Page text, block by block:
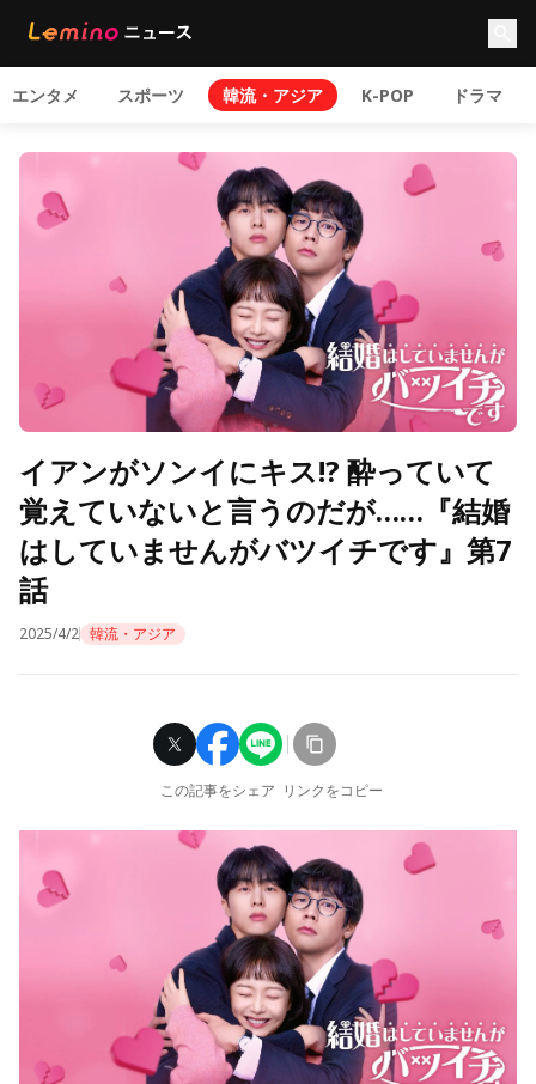
エンタメ スポーツ 韓流・アジア K-POP ドラマ
イアンがソンイにキス!? 酔っていて
覚えていないと言うのだが……『結婚
はしていませんがバツイチです』第7
話
2025/4/2 韓流・アジア
この記事をシェア リンクをコピー